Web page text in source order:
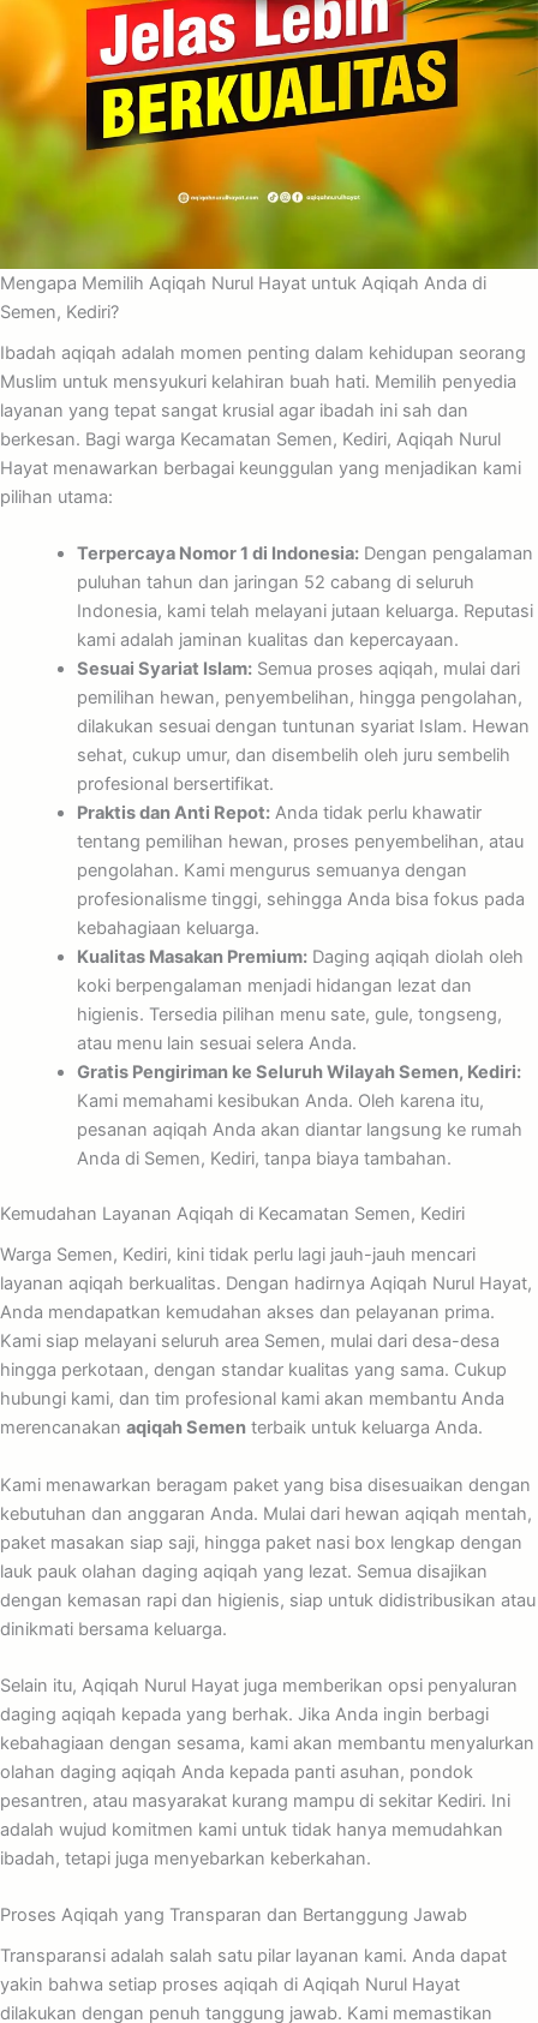
Mengapa Memilih Aqiqah Nurul Hayat untuk Aqiqah Anda di
Semen, Kediri?
Ibadah aqiqah adalah momen penting dalam kehidupan seorang
Muslim untuk mensyukuri kelahiran buah hati. Memilih penyedia
layanan yang tepat sangat krusial agar ibadah ini sah dan
berkesan. Bagi warga Kecamatan Semen, Kediri, Aqiqah Nurul
Hayat menawarkan berbagai keunggulan yang menjadikan kami
pilihan utama:
Terpercaya Nomor 1 di Indonesia:Dengan pengalaman
puluhan tahun dan jaringan 52 cabang di seluruh
Indonesia, kami telah melayani jutaan keluarga. Reputasi
kami adalah jaminan kualitas dan kepercayaan.
Sesuai Syariat Islam:Semua proses aqiqah, mulai dari
pemilihan hewan, penyembelihan, hingga pengolahan,
dilakukan sesuai dengan tuntunan syariat Islam. Hewan
sehat, cukup umur, dan disembelih oleh juru sembelih
profesional bersertifikat.
Praktis dan Anti Repot:Anda tidak perlu khawatir
tentang pemilihan hewan, proses penyembelihan, atau
pengolahan. Kami mengurus semuanya dengan
profesionalisme tinggi, sehingga Anda bisa fokus pada
kebahagiaan keluarga.
Kualitas Masakan Premium:Daging aqiqah diolah oleh
koki berpengalaman menjadi hidangan lezat dan
higienis. Tersedia pilihan menu sate, gule, tongseng,
atau menu lain sesuai selera Anda.
Gratis Pengiriman ke Seluruh Wilayah Semen, Kediri:
Kami memahami kesibukan Anda. Oleh karena itu,
pesanan aqiqah Anda akan diantar langsung ke rumah
Anda di Semen, Kediri, tanpa biaya tambahan.
Kemudahan Layanan Aqiqah di Kecamatan Semen, Kediri
Warga Semen, Kediri, kini tidak perlu lagi jauh-jauh mencari
layanan aqiqah berkualitas. Dengan hadirnya Aqiqah Nurul Hayat,
Anda mendapatkan kemudahan akses dan pelayanan prima.
Kami siap melayani seluruh area Semen, mulai dari desa-desa
hingga perkotaan, dengan standar kualitas yang sama. Cukup
hubungi kami, dan tim profesional kami akan membantu Anda
merencanakan aqiqah Semen terbaik untuk keluarga Anda.
Kami menawarkan beragam paket yang bisa disesuaikan dengan
kebutuhan dan anggaran Anda. Mulai dari hewan aqiqah mentah,
paket masakan siap saji, hingga paket nasi box lengkap dengan
lauk pauk olahan daging aqiqah yang lezat. Semua disajikan
dengan kemasan rapi dan higienis, siap untuk didistribusikan atau
dinikmati bersama keluarga.
Selain itu, Aqiqah Nurul Hayat juga memberikan opsi penyaluran
daging aqiqah kepada yang berhak. Jika Anda ingin berbagi
kebahagiaan dengan sesama, kami akan membantu menyalurkan
olahan daging aqiqah Anda kepada panti asuhan, pondok
pesantren, atau masyarakat kurang mampu di sekitar Kediri. Ini
adalah wujud komitmen kami untuk tidak hanya memudahkan
ibadah, tetapi juga menyebarkan keberkahan.
Proses Aqiqah yang Transparan dan Bertanggung Jawab
Transparansi adalah salah satu pilar layanan kami. Anda dapat
yakin bahwa setiap proses aqiqah di Aqiqah Nurul Hayat
dilakukan dengan penuh tanggung jawab. Kami memastikan